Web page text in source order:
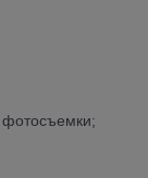
фотосъемки;